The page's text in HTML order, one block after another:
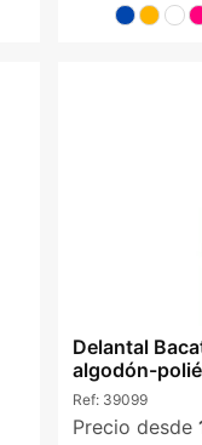
Delantal
algodón-
Ref: 39099
Precio desde